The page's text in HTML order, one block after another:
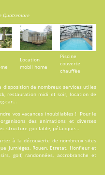
Quatremare
Location
mobil home
Piscine
couverte
chauffée
disposition de nombreux services utiles
restauration midi et soir, location de
car...
vos vacances inoubliables ! Pour le
des animations et diverses
structure gonflable, pétanque...
à la découverte de nombreux sites
Jumièges, Rouen, Etretat, Honfleur et
golf, randonnées, accrobranche et